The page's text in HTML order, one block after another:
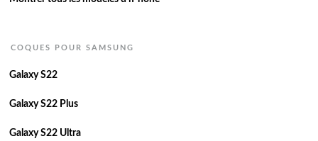
COQUES POUR SAMSUNG
Galaxy S22
Galaxy S22 Plus
Galaxy S22 Ultra